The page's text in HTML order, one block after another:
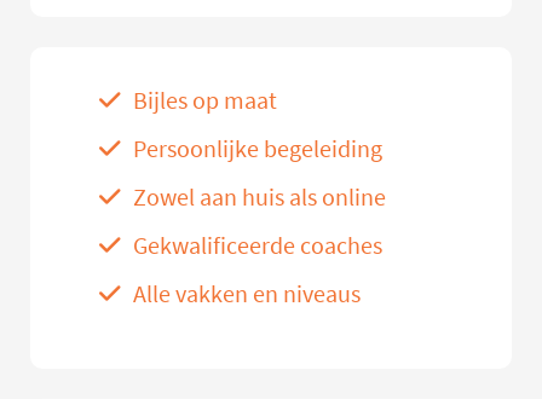
Bijles op maat
Persoonlijke begeleiding
Zowel aan huis als online
Gekwalificeerde coaches
Alle vakken en niveaus